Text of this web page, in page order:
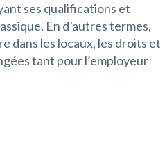
ses qualifications et
En d’autres termes,
dans les locaux, les droits et
tant pour l’employeur